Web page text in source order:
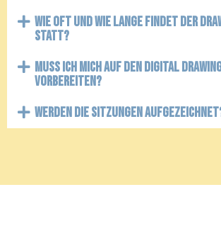
Wie oft und wie lange findet der
statt?
Muss ich mich auf den Digital
vorbereiten?
Werden die sitzungen